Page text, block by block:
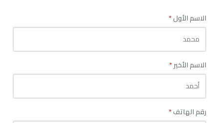
الاسم الأول*
الاسم الأخير*
رقم الهاتف*